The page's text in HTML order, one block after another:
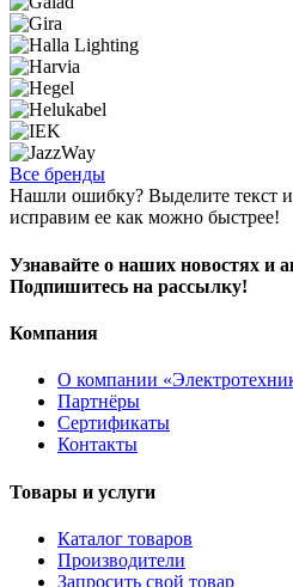
Все бренды
Нашли ошибку? Выделите текст
исправим ее как можно быстрее!
Узнавайте о наших новостях и
Подпишитесь на рассылку!
Компания
О компании
Партнёры
Сертификаты
Контакты
Товары и услуги
Каталог товаров
Производители
Запросить свой товар